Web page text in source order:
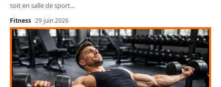
soit en salle de sport…
Fitness 29 juin 2026